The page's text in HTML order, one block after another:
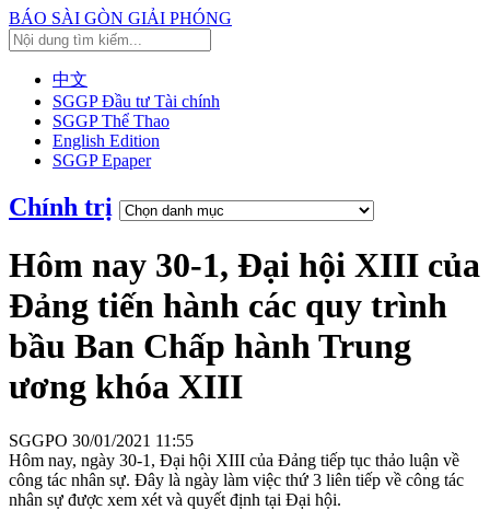
BÁO SÀI GÒN GIẢI PHÓNG
中文
SGGP Đầu tư Tài chính
SGGP Thể Thao
English Edition
SGGP Epaper
Chính trị
Hôm nay 30-1, Đại hội XIII của
Đảng tiến hành các quy trình
bầu Ban Chấp hành Trung
ương khóa XIII
SGGPO 30/01/2021 11:55
Hôm nay, ngày 30-1, Đại hội XIII của Đảng tiếp tục thảo luận về
công tác nhân sự. Đây là ngày làm việc thứ 3 liên tiếp về công tác
nhân sự được xem xét và quyết định tại Đại hội.